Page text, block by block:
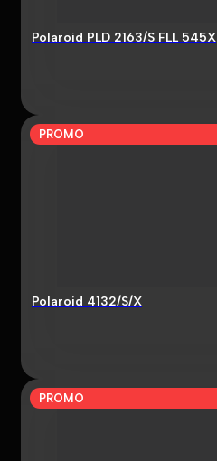
Polaroid PLD 2163/S FLL 545X
PROMO
Polaroid 4132/S/X
PROMO